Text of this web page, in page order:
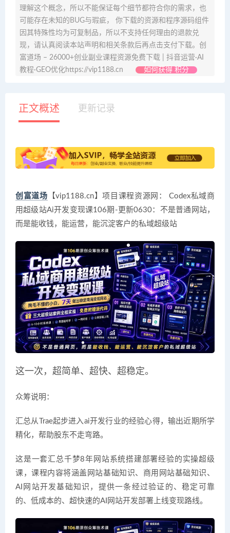
理解这个概念，所以不能保证每个细节都符合你的需求，也
可能存在未知的BUG与瑕疵， 你下载的资源和程序源码组件
因其特殊性均为可复制品，所以不支持任何理由的退款兑
现，请认真阅读本站声明和相关条款后再点击支付下载。创
富道场 – 26000+创业副业课程资源免费下载 | 抖音运营·AI
教程·GEO优化https://vip1188.cn
如何获得 积分
正文概述 更新记录
创富道场 【vip1188.cn】项目课程资源网： Codex私域商
用超级站Ai开发变现课106期-更新0630：不是普通网站，
而是能收钱，能运营，能沉淀客户的私域超级站
这一次，超简单、超快、超稳定。
众筹说明：
汇总从Trae起步进入ai开发行业的经验心得，输出近期所学
精化，帮助股东不走弯路。
这是一套汇总千梦8年网站系统搭建部署经验的实操超级
课，课程内容将涵盖网站基础知识、商用网站基础知识、
AI网站开发基础知识，提供一条经过验证的、稳定可靠
的、低成本的、超快速的AI网站开发部署上线变现路线。